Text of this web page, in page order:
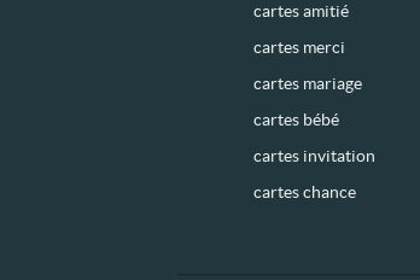
cartes amitié
cartes merci
cartes mariage
cartes bébé
cartes invitation
cartes chance